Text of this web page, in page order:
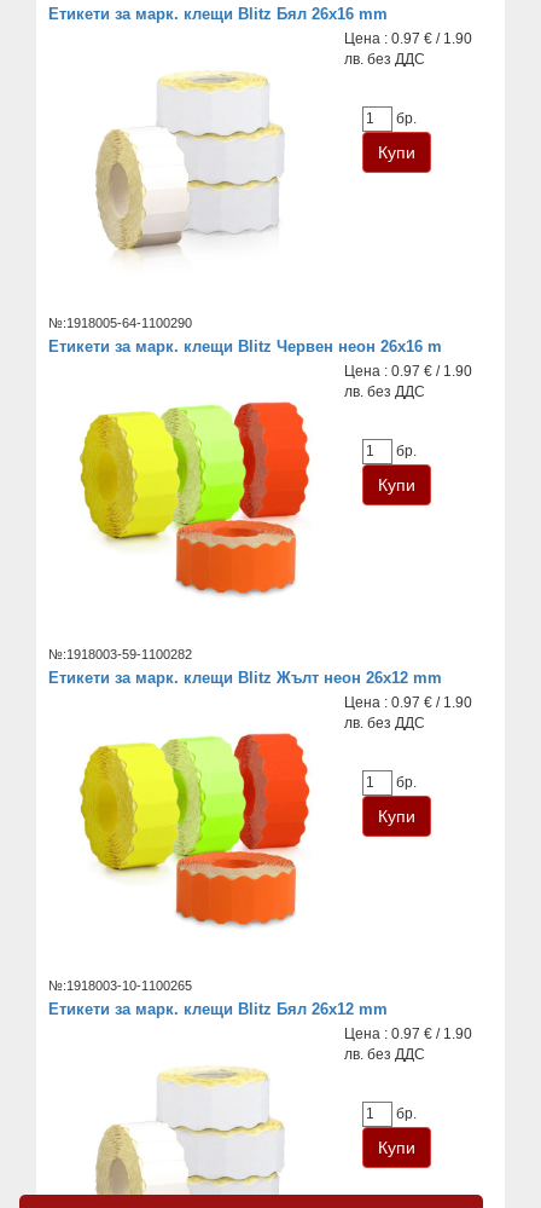
Етикети за марк. клещи Blitz Бял 26x16 mm
Цена : 0.97 € / 1.90
лв. без ДДС
бр.
№:1918005-64-1100290
Етикети за марк. клещи Blitz Червен неон 26x16 m
Цена : 0.97 € / 1.90
лв. без ДДС
бр.
№:1918003-59-1100282
Етикети за марк. клещи Blitz Жълт неон 26x12 mm
Цена : 0.97 € / 1.90
лв. без ДДС
бр.
№:1918003-10-1100265
Етикети за марк. клещи Blitz Бял 26x12 mm
Цена : 0.97 € / 1.90
лв. без ДДС
бр.